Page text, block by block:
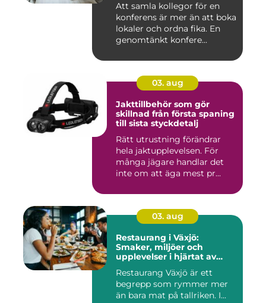
Att samla kollegor för en
konferens är mer än att boka
lokaler och ordna fika. En
genomtänkt konfere...
03. aug
Jakttillbehör som gör
skillnad från första spaning
till sista styckdetalj
Rätt utrustning förändrar
hela jaktupplevelsen. För
många jägare handlar det
inte om att äga mest pr...
03. aug
Restaurang i Växjö:
Smaker, miljöer och
upplevelser i hjärtat av
Restaurang Växjö är ett
begrepp som rymmer mer
än bara mat på tallriken. I...